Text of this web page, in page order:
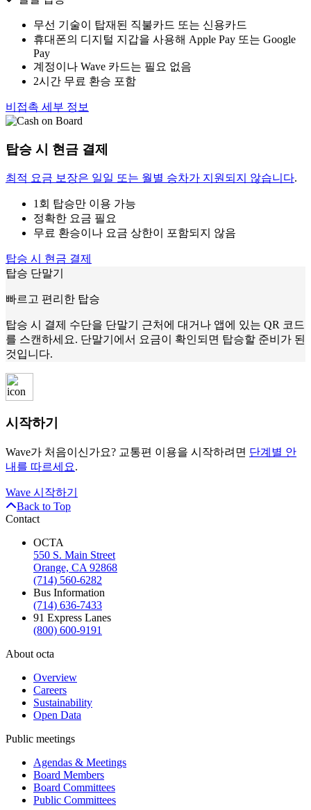
무선 기술이 탑재된 직불카드 또는 신용카드
휴대폰의 디지털 지갑을 사용해 Apple Pay 또는 Google
Pay
계정이나 Wave 카드는 필요 없음
2시간 무료 환승 포함
비접촉 세부 정보
탑승 시 현금 결제
최적 요금 보장은 일일 또는 월별 승차가 지원되지 않습니다.
1회 탑승만 이용 가능
정확한 요금 필요
무료 환승이나 요금 상한이 포함되지 않음
탑승 시 현금 결제
탑승 단말기
빠르고 편리한 탑승
탑승 시 결제 수단을 단말기 근처에 대거나 앱에 있는 QR 코드
를 스캔하세요. 단말기에서 요금이 확인되면 탑승할 준비가 된
것입니다.
시작하기
Wave가 처음이신가요? 교통편 이용을 시작하려면 단계별 안
내를 따르세요.
Wave 시작하기
Back to Top
Contact
OCTA
550 S. Main Street
Orange, CA 92868
(714) 560-6282
Bus Information
(714) 636-7433
91 Express Lanes
(800) 600-9191
About octa
Overview
Careers
Sustainability
Open Data
Public meetings
Agendas & Meetings
Board Members
Board Committees
Public Committees